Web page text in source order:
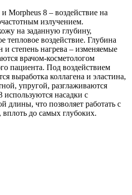
Morpheus 8 – воздействие на
излучением.
на заданную глубину,
тепловое воздействие. Глубина
степень нагрева – изменяемые
врачом-косметологом
пациента. Под воздействием
выработка коллагена и эластина,
упругой, разглаживаются
насадки с
длины, что позволяет работать с
до самых глубоких.